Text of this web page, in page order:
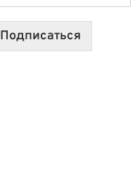
2026:
10
Подписаться